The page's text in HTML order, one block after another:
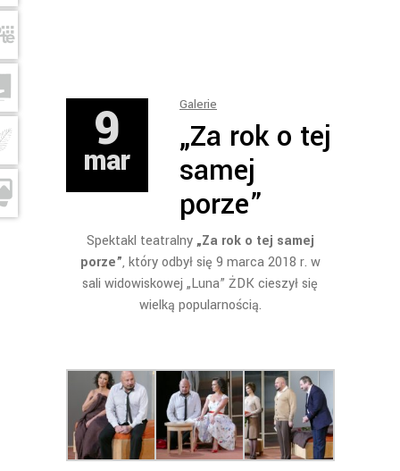
9
mar
Galerie
„Za rok o tej
samej
porze”
Spektakl teatralny „Za rok o tej samej
porze”, który odbył się 9 marca 2018 r. w
sali widowiskowej „Luna” ŻDK cieszył się
wielką popularnością.